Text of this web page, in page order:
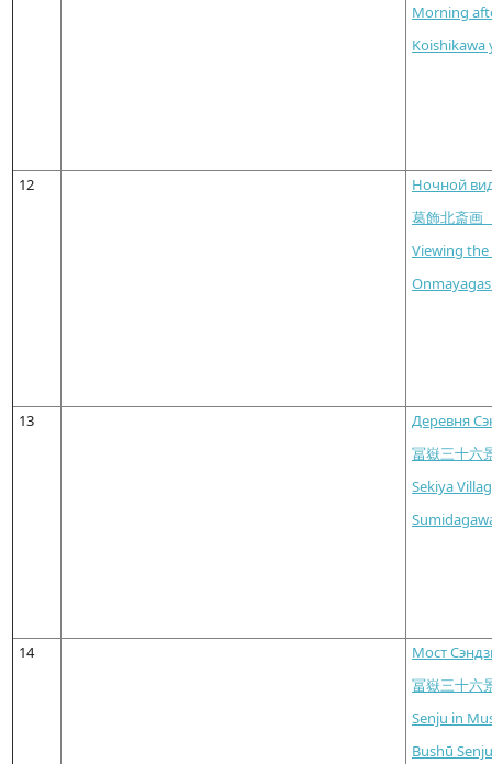
Morning
Koishikawa
12
Ночной
葛飾北斎
Viewing
13
Деревня
冨嶽三十六
Sekiya
14
Мост
冨嶽三十
Senju in
Bushū Senju